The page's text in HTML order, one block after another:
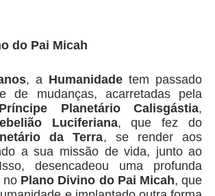
do Pai Micah
, a Humanidade tem passado
de mudanças, acarretadas pela
Príncipe Planetário Calisgástia,
Luciferiana, que fez do
da Terra, se render aos
a sua missão de vida, junto ao
desencadeou uma profunda
no Plano Divino do Pai Micah, que